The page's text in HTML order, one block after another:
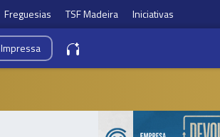
Freguesias TSF Madeira Iniciativas
Impressa